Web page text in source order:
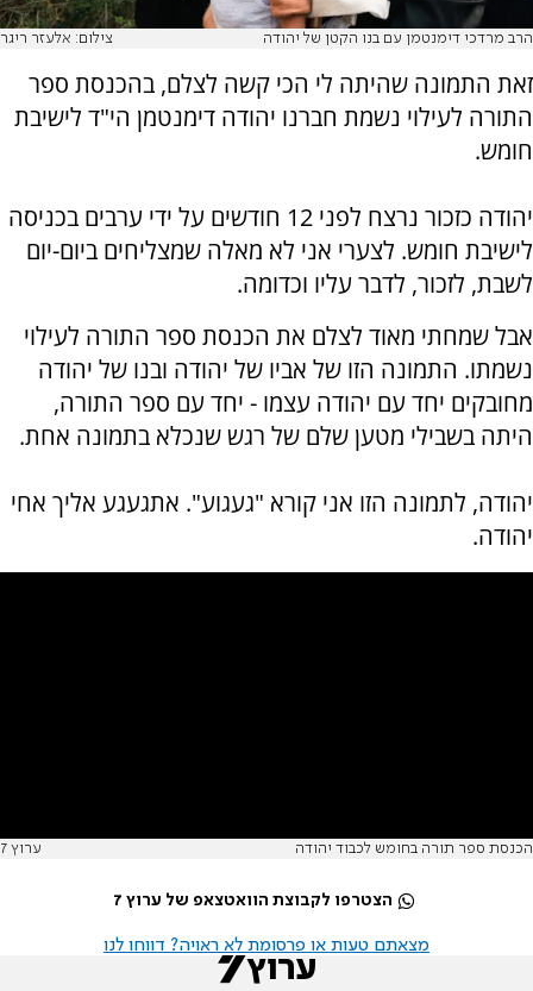
הרב מרדכי דימנטמן עם בנו הקטן של יהודה צילום: אלעזר ריגר
זאת התמונה שהיתה לי הכי קשה לצלם, בהכנסת ספר
התורה לעילוי נשמת חברנו יהודה דימנטמן הי"ד לישיבת
חומש.
יהודה כזכור נרצח לפני 12 חודשים על ידי ערבים בכניסה
לישיבת חומש. לצערי אני לא מאלה שמצליחים ביום-יום
לשבת, לזכור, לדבר עליו וכדומה.
אבל שמחתי מאוד לצלם את הכנסת ספר התורה לעילוי
נשמתו. התמונה הזו של אביו של יהודה ובנו של יהודה
מחובקים יחד עם יהודה עצמו - יחד עם ספר התורה,
היתה בשבילי מטען שלם של רגש שנכלא בתמונה אחת.
יהודה, לתמונה הזו אני קורא "געגוע". אתגעגע אליך אחי
יהודה.
הכנסת ספר תורה בחומש לכבוד יהודה ערוץ 7
הצטרפו לקבוצת הוואטצאפ של ערוץ 7
מצאתם טעות או פרסומת לא ראויה? דווחו לנו